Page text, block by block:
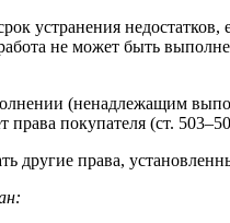
устранения недостатков,
не может быть
(ненадлежащим
права покупателя (ст.
другие права,